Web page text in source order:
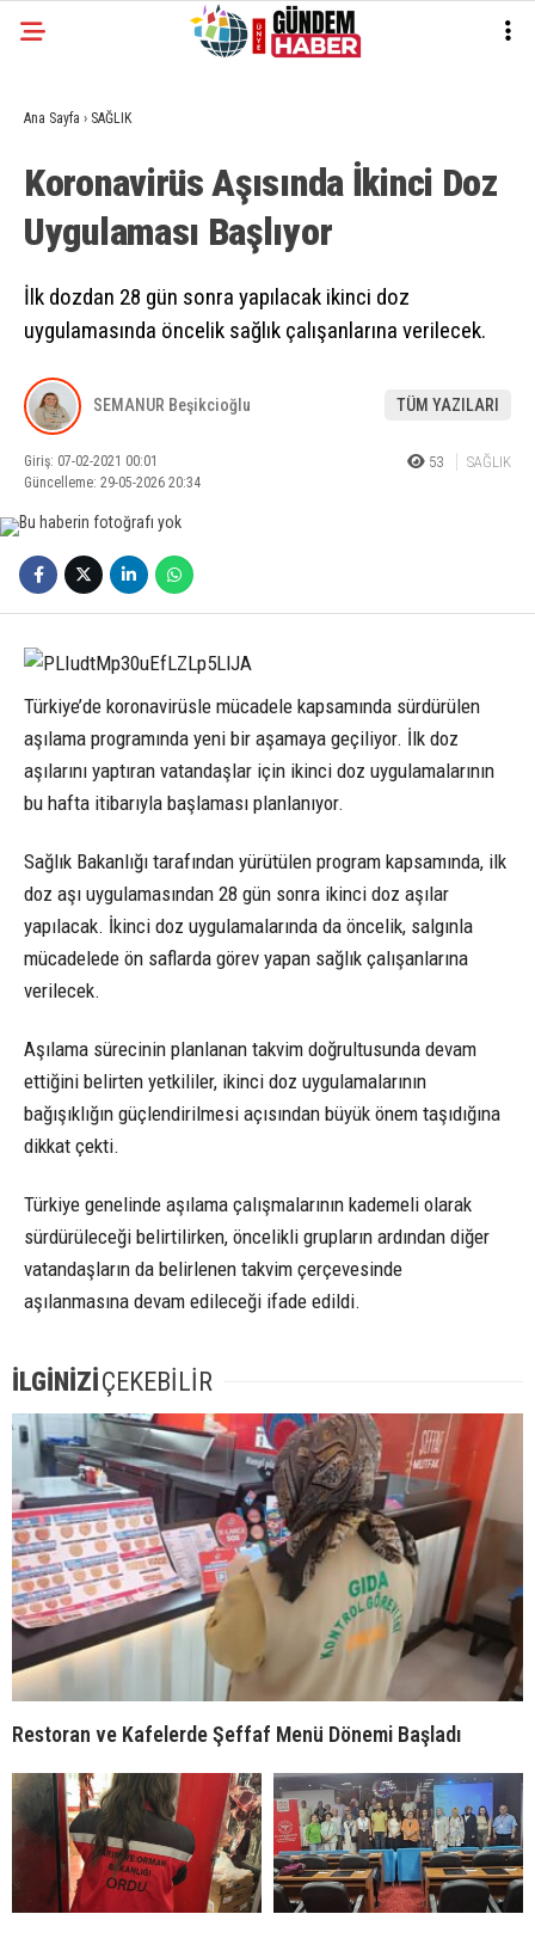
Ana Sayfa › SAĞLIK
Koronavirüs Aşısında İkinci Doz
Uygulaması Başlıyor
İlk dozdan 28 gün sonra yapılacak ikinci doz
uygulamasında öncelik sağlık çalışanlarına verilecek.
SEMANUR Beşikcioğlu TÜM YAZILARI
Giriş: 07-02-2021 00:01
Güncelleme: 29-05-2026 20:34
53 SAĞLIK
Türkiye’de koronavirüsle mücadele kapsamında sürdürülen
aşılama programında yeni bir aşamaya geçiliyor. İlk doz
aşılarını yaptıran vatandaşlar için ikinci doz uygulamalarının
bu hafta itibarıyla başlaması planlanıyor.
Sağlık Bakanlığı tarafından yürütülen program kapsamında, ilk
doz aşı uygulamasından 28 gün sonra ikinci doz aşılar
yapılacak. İkinci doz uygulamalarında da öncelik, salgınla
mücadelede ön saflarda görev yapan sağlık çalışanlarına
verilecek.
Aşılama sürecinin planlanan takvim doğrultusunda devam
ettiğini belirten yetkililer, ikinci doz uygulamalarının
bağışıklığın güçlendirilmesi açısından büyük önem taşıdığına
dikkat çekti.
Türkiye genelinde aşılama çalışmalarının kademeli olarak
sürdürüleceği belirtilirken, öncelikli grupların ardından diğer
vatandaşların da belirlenen takvim çerçevesinde
aşılanmasına devam edileceği ifade edildi.
İLGİNİZİÇEKEBİLİR
Restoran ve Kafelerde Şeffaf Menü Dönemi Başladı